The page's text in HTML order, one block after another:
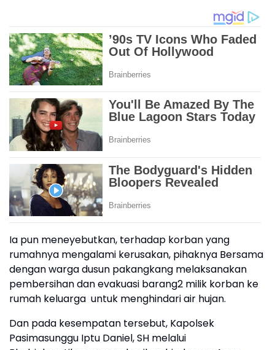
Ia pun meneyebutkan, terhadap korban yang
rumahnya mengalami kerusakan, pihaknya Bersama
dengan warga dusun pakangkang melaksanakan
pembersihan dan evakuasi barang2 milik korban ke
rumah keluarga untuk menghindari air hujan.
Dan pada kesempatan tersebut, Kapolsek
Pasimasunggu Iptu Daniel, SH melalui